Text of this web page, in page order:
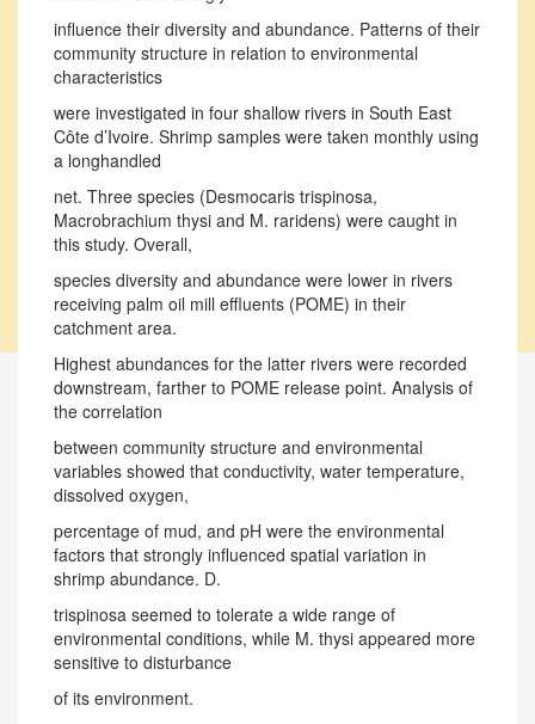
influence their diversity and abundance. Patterns of their
community structure in relation to environmental
characteristics
were investigated in four shallow rivers in South East
Côte d’Ivoire. Shrimp samples were taken monthly using
a longhandled
net. Three species (Desmocaris trispinosa,
Macrobrachium thysi and M. raridens) were caught in
this study. Overall,
species diversity and abundance were lower in rivers
receiving palm oil mill effluents (POME) in their
catchment area.
Highest abundances for the latter rivers were recorded
downstream, farther to POME release point. Analysis of
the correlation
between community structure and environmental
variables showed that conductivity, water temperature,
dissolved oxygen,
percentage of mud, and pH were the environmental
factors that strongly influenced spatial variation in
shrimp abundance. D.
trispinosa seemed to tolerate a wide range of
environmental conditions, while M. thysi appeared more
sensitive to disturbance
of its environment.